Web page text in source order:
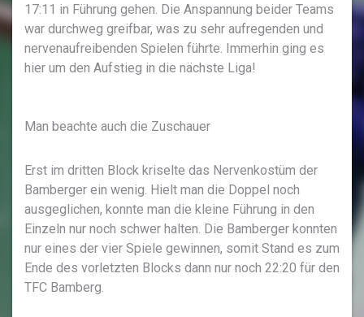
17:11 in Führung gehen. Die Anspannung beider Teams
war durchweg greifbar, was zu sehr aufregenden und
nervenaufreibenden Spielen führte. Immerhin ging es
hier um den Aufstieg in die nächste Liga!
Man beachte auch die Zuschauer
Erst im dritten Block kriselte das Nervenkostüm der
Bamberger ein wenig. Hielt man die Doppel noch
ausgeglichen, konnte man die kleine Führung in den
Einzeln nur noch schwer halten. Die Bamberger konnten
nur eines der vier Spiele gewinnen, somit Stand es zum
Ende des vorletzten Blocks dann nur noch 22:20 für den
TFC Bamberg.